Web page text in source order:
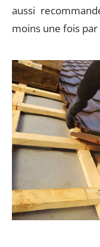
aussi
moins une fois par